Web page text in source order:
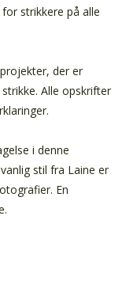
strikkere på alle
der er
Alle opskrifter
i denne
stil fra Laine er
En